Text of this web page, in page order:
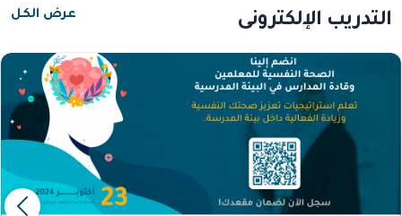
التدريب الإلكتروني عرض الكل